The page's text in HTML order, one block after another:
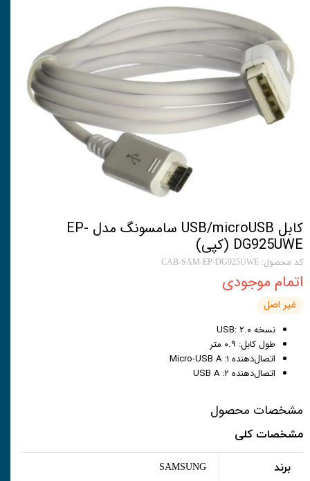
کابل USB/microUSB سامسونگ مدل EP-
DG925UWE (کپی)
کد محصول: CAB-SAM-EP-DG925UWE
اتمام موجودی
غیر اصل
نسخه USB: ۲.۰
طول کابل: ۰.۹ متر
اتصال‌دهنده ۱: Micro-USB A
اتصال‌دهنده ۲: USB A
مشخصات محصول
مشخصات کلی
برند SAMSUNG